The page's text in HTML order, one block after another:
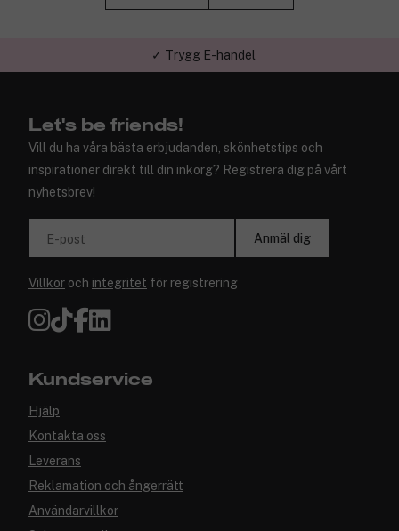
✓ Trygg E-handel
Let's be friends!
Vill du ha våra bästa erbjudanden, skönhetstips och
inspirationer direkt till din inkorg? Registrera dig på vårt
nyhetsbrev!
E-post Anmäl dig
Villkor och integritet för registrering
Kundservice
Hjälp
Kontakta oss
Leverans
Reklamation och ångerrätt
Användarvillkor